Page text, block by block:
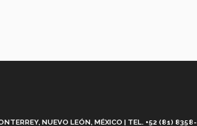
NUEVO LEÓN, MÉXICO | TEL. +52 (81) 8358-